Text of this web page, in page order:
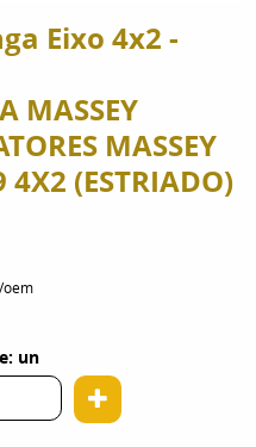
Eixo 4x2 -
MASSEY
MASSEY
4X2 (ESTRIADO)
oem
un